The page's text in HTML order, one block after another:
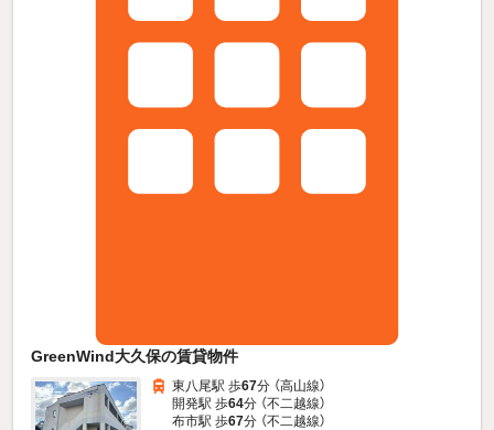
GreenWind大久保の賃貸物件
東八尾駅 歩67分 （高山線）
開発駅 歩64分 （不二越線）
布市駅 歩67分 （不二越線）